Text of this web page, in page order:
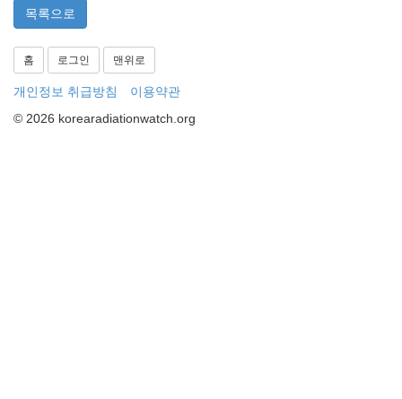
목록으로
홈 로그인 맨위로
개인정보 취급방침
이용약관
© 2026 korearadiationwatch.org